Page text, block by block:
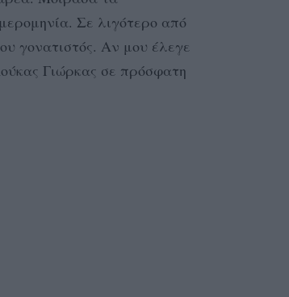
Σε λιγότερο από
γονατιστός. Αν μου έλεγε
Γιώρκας σε πρόσφατη